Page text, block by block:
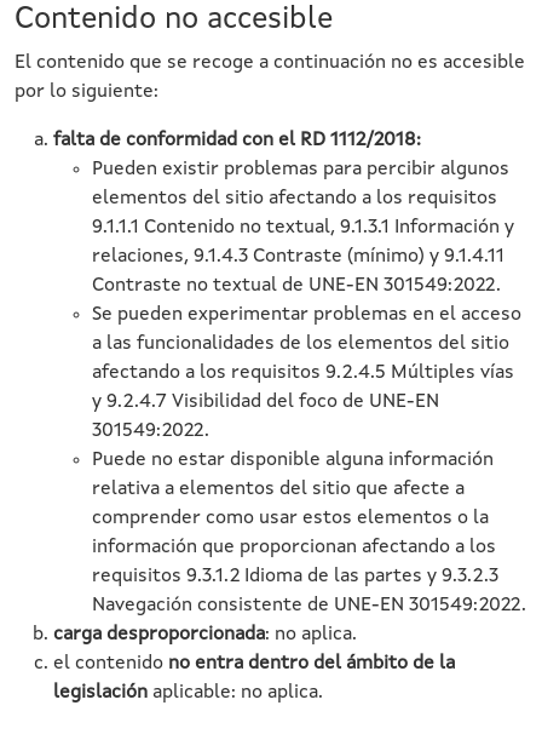
Contenido no accesible
El contenido que se recoge a continuación no es accesible
por lo siguiente:
falta de conformidad con el RD 1112/2018:
Pueden existir problemas para percibir algunos
elementos del sitio afectando a los requisitos
9.1.1.1 Contenido no textual, 9.1.3.1 Información y
relaciones, 9.1.4.3 Contraste (mínimo) y 9.1.4.11
Contraste no textual de UNE-EN 301549:2022.
Se pueden experimentar problemas en el acceso
a las funcionalidades de los elementos del sitio
afectando a los requisitos 9.2.4.5 Múltiples vías
y 9.2.4.7 Visibilidad del foco de UNE-EN
301549:2022.
Puede no estar disponible alguna información
relativa a elementos del sitio que afecte a
comprender como usar estos elementos o la
información que proporcionan afectando a los
requisitos 9.3.1.2 Idioma de las partes y 9.3.2.3
Navegación consistente de UNE-EN 301549:2022.
carga desproporcionada: no aplica.
el contenido no entra dentro del ámbito de la
legislación aplicable: no aplica.